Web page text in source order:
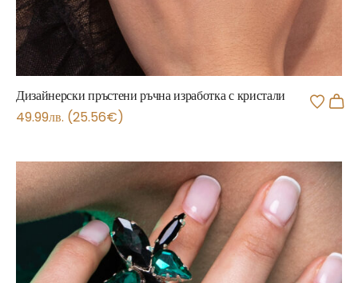
Дизайнерски пръстени ръчна изработка с кристали
49.99лв. (25.56€)